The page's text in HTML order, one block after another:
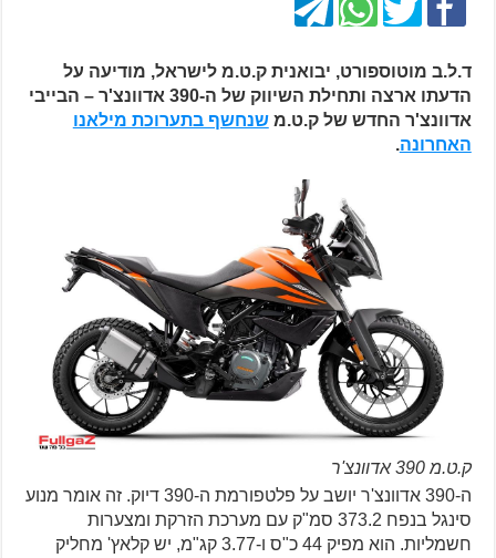
ד.ל.ב מוטוספורט, יבואנית ק.ט.מ לישראל, מודיעה על
הדעתו ארצה ותחילת השיווק של ה-390 אדוונצ'ר – הבייבי
אדוונצ'ר החדש של ק.ט.משנחשף בתערוכת מילאנו
האחרונה.
ק.ט.מ 390 אדוונצ'ר
ה-390 אדוונצ'ר יושב על פלטפורמת ה-390 דיוק. זה אומר מנוע
סינגל בנפח 373.2 סמ"ק עם מערכת הזרקת ומצערות
חשמליות. הוא מפיק 44 כ"ס ו-3.77 קג"מ, יש קלאץ' מחליק